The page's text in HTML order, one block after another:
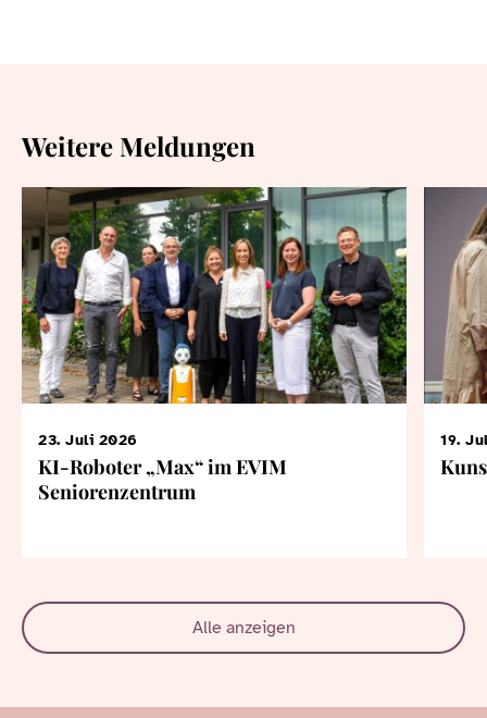
Weitere Meldungen
23. Juli 2026
KI-Roboter „Max“ im EVIM
Seniorenzentrum
19.
Alle anzeigen